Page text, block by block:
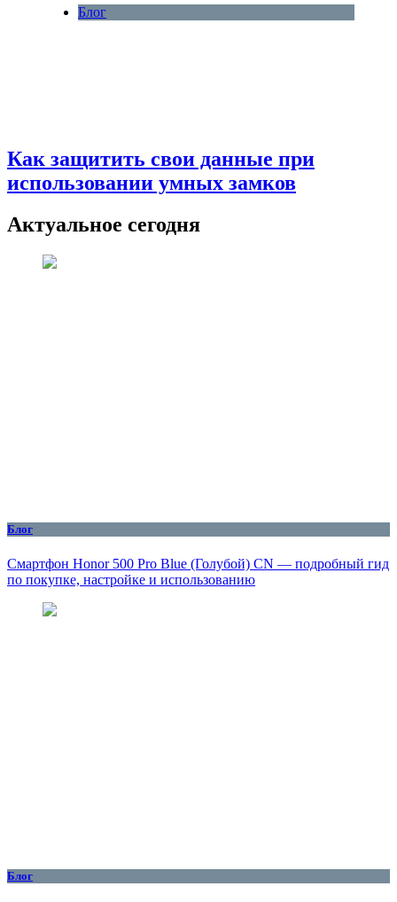
Блог
Как защитить свои данные при
использовании умных замков
Актуальное сегодня
Блог
Смартфон Honor 500 Pro Blue (Голубой) CN — подробный гид
по покупке, настройке и использованию
Блог